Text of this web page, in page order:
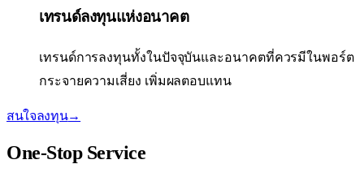
เทรนด์ลงทุนแห่งอนาคต
เทรนด์การลงทุนทั้งในปัจจุบันและอนาคตที่ควรมีในพอร์ต
กระจายความเสี่ยง เพิ่มผลตอบแทน
สนใจลงทุน→
One-Stop Service